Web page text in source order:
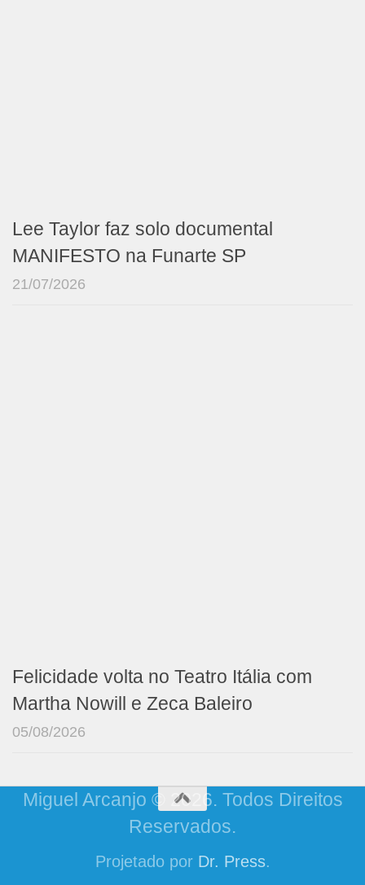
Lee Taylor faz solo documental
MANIFESTO na Funarte SP
21/07/2026
Felicidade volta no Teatro Itália com
Martha Nowill e Zeca Baleiro
05/08/2026
Miguel Arcanjo © 2026. Todos Direitos
Reservados.
Projetado por Dr. Press.